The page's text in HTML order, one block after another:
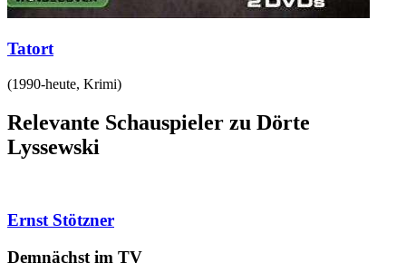
Tatort
(1990-heute, Krimi)
Relevante Schauspieler zu Dörte
Lyssewski
Ernst Stötzner
Demnächst im TV